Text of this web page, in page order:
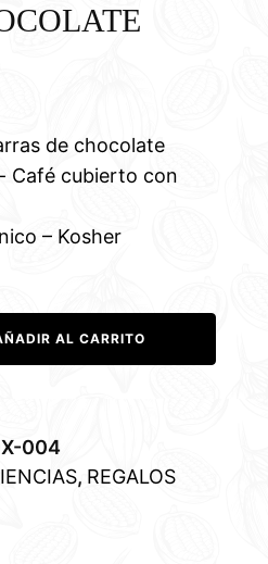
de chocolate
Café cubierto con
– Kosher
AL CARRITO
004
, REGALOS